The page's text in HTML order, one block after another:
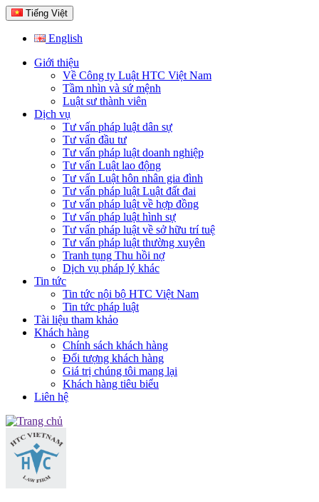
Tiếng Việt
English
Giới thiệu
Về Công ty Luật HTC Việt Nam
Tầm nhìn và sứ mệnh
Luật sư thành viên
Dịch vụ
Tư vấn pháp luật dân sự
Tư vấn đầu tư
Tư vấn pháp luật doanh nghiệp
Tư vấn Luật lao động
Tư vấn Luật hôn nhân gia đình
Tư vấn pháp luật Luật đất đai
Tư vấn pháp luật về hợp đồng
Tư vấn pháp luật hình sự
Tư vấn pháp luật về sở hữu trí tuệ
Tư vấn pháp luật thường xuyên
Tranh tụng Thu hồi nợ
Dịch vụ pháp lý khác
Tin tức
Tin tức nội bộ HTC Việt Nam
Tin tức pháp luật
Tài liệu tham khảo
Khách hàng
Chính sách khách hàng
Đối tượng khách hàng
Giá trị chúng tôi mang lại
Khách hàng tiêu biểu
Liên hệ